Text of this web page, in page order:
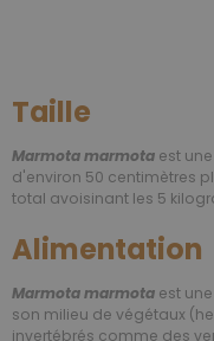
Taille
Marmota marmota est
d'environ 50 centimètres
total avoisinant les 5
Alimentation
Marmota marmota est
son milieu de végétaux
invertébrés comme des